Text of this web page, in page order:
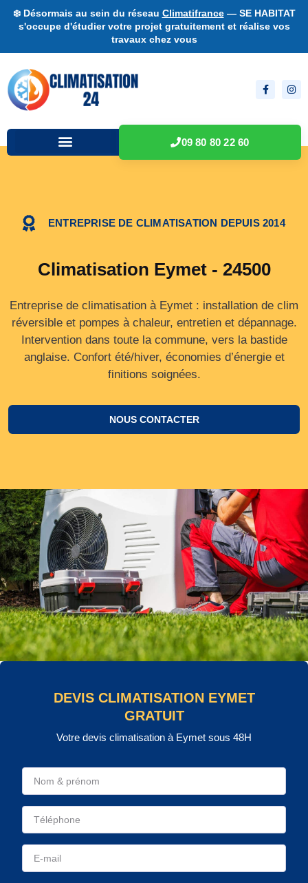
❄️ Désormais au sein du réseau Climatifrance— SE HABITAT
s'occupe d'étudier votre projet gratuitement et réalise vos
travaux chez vous
09 80 80 22 60
ENTREPRISE DE CLIMATISATION DEPUIS 2014
Climatisation Eymet - 24500
Entreprise de climatisation à Eymet : installation de clim
réversible et pompes à chaleur, entretien et dépannage.
Intervention dans toute la commune, vers la bastide
anglaise. Confort été/hiver, économies d’énergie et
finitions soignées.
NOUS CONTACTER
DEVIS CLIMATISATION EYMET
GRATUIT
Votre devis climatisation à Eymet sous 48H